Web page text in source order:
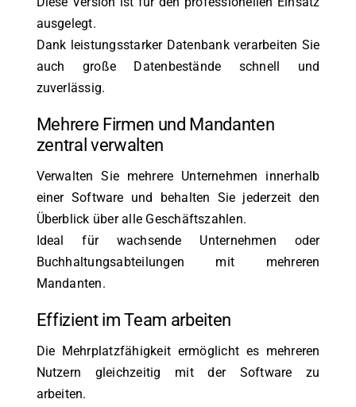
ausgelegt.
Dank leistungsstarker Datenbank verarbeiten Sie
auch große Datenbestände schnell und
zuverlässig.
Mehrere Firmen und Mandanten
zentral verwalten
Verwalten Sie mehrere Unternehmen innerhalb
einer Software und behalten Sie jederzeit den
Überblick über alle Geschäftszahlen.
Ideal für wachsende Unternehmen oder
Buchhaltungsabteilungen mit mehreren
Mandanten.
Effizient im Team arbeiten
Die Mehrplatzfähigkeit ermöglicht es mehreren
Nutzern gleichzeitig mit der Software zu
arbeiten.